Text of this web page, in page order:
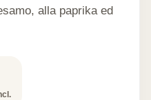
alla paprika ed